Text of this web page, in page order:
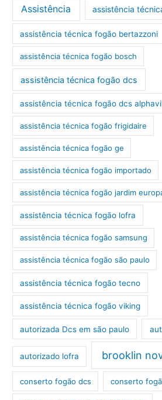
Assistência assistência
assistência técnica fogão bertazzoni
assistência técnica fogão bosch
assistência técnica fogão dcs
assistência técnica fogão dcs
assistência técnica fogão frigidaire
assistência técnica fogão ge
assistência técnica fogão importado
assistência técnica fogão jardim
assistência técnica fogão lofra
assistência técnica fogão samsung
assistência técnica fogão são paulo
assistência técnica fogão tecno
assistência técnica fogão viking
autorizada Dcs em são paulo
autorizado lofra brooklin
conserto fogão dcs conserto